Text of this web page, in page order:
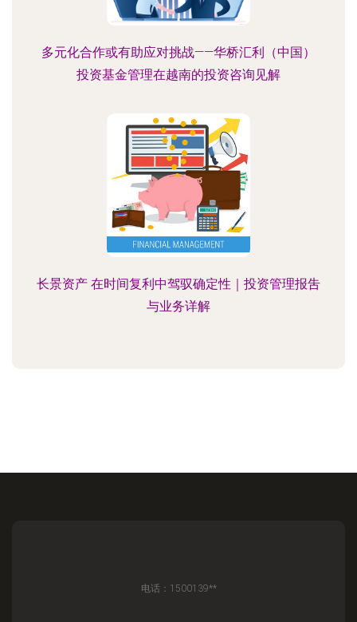
多元化合作或有助应对挑战——华桥汇利（中国）
投资基金管理在越南的投资咨询见解
长景资产 在时间复利中驾驭确定性｜投资管理报吿
与业务详解
电话：1500139**